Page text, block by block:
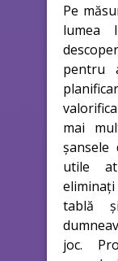
Pe
lumea
pentru
mai
șansele
utile
tablă
joc.